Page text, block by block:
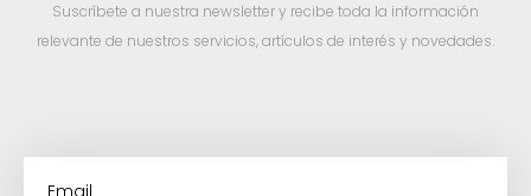
Suscríbete a nuestra newsletter y recibe toda la información
relevante de nuestros servicios, artículos de interés y novedades.